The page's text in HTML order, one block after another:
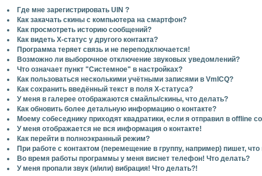
Где мне зарегистрировать UIN ?
Как закачать скины с компьютера на смартфон?
Как просмотреть историю сообщений?
Как видеть Х-статус у другого контакта?
Программа теряет связь и не переподключается!
Возможно ли выборочное отключение звуковых уведомлений?
Что означает пункт "Системное" в настройках?
Как пользоваться несколькими учётными записями в VmICQ?
Как сохранить введённый текст в поля Х-статуса?
У меня в галерее отображаются смайлы/скины, что делать?
Как обновить более детальную информацию о контакте?
Моему собеседнику приходят квадратики, если я отправил в offline
У меня отображается не вся информация о контакте!
Как перейти в полноэкранный режим?
При работе с контактом (перемещение в группу, например) пишет,
Во время работы программы у меня виснет телефон! Что делать?
У меня пропали звук (и/или) вибрация! Что делать?!